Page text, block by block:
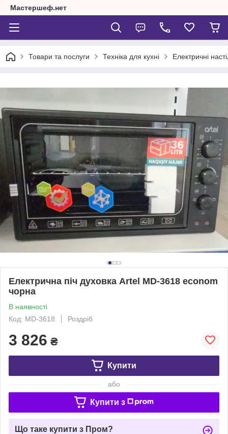
Мастершеф.нет
Товари та послуги Техніка для кухні Електричні
Електрична піч духовка Artel MD-3618 econom
чорна
В наявності
Код: MD-3618
Роздріб
3 826 ₴
Купити
або
Купити з
Що таке купити з Пром?